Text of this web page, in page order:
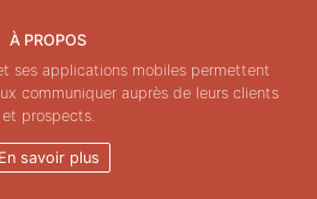
À PROPOS
ses applications mobiles permettent
communiquer auprès de leurs clients
et prospects.
En savoir plus